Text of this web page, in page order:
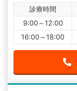
診療時間
9:00～12:00
16:00～18:00